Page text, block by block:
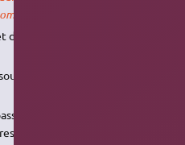
d'hôte
d'utiliser plusieurs services sur
sur le support de
des éléments
au